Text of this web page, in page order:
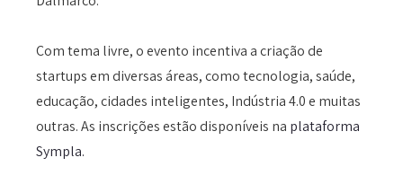
Com tema livre, o evento incentiva a criação de
startups em diversas áreas, como tecnologia, saúde,
educação, cidades inteligentes, Indústria 4.0 e muitas
outras. As inscrições estão disponíveis na plataforma
Sympla.